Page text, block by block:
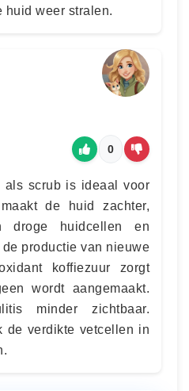
huid weer stralen.
0
als scrub is ideaal voor
de huid zachter,
droge huidcellen en
productie van nieuwe
koffiezuur zorgt
wordt aangemaakt.
minder zichtbaar.
de verdikte vetcellen in